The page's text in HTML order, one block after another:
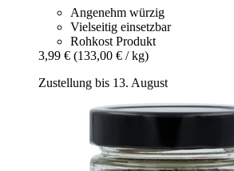
Angenehm würzig
Vielseitig einsetzbar
Rohkost Produkt
3,99 € (133,00 € / kg)
Zustellung bis 13. August